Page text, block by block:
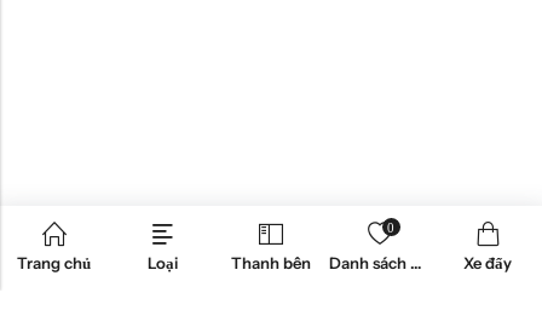
Trang chủ Loại Thanh bên
0
Danh sách mong muốn Xe đẩy